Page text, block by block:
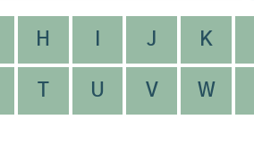
H J K
U V W